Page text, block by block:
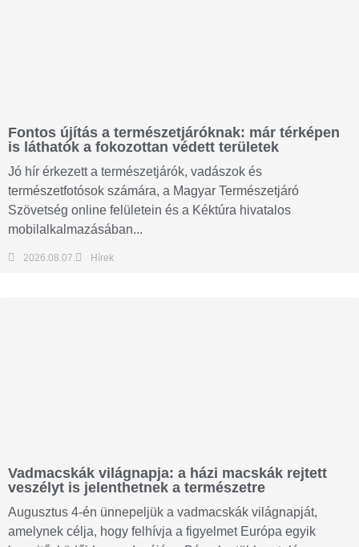
Fontos újítás a természetjáróknak: már térképen
is láthatók a fokozottan védett területek
Jó hír érkezett a természetjárók, vadászok és
természetfotósok számára, a Magyar Természetjáró
Szövetség online felületein és a Kéktúra hivatalos
mobilalkalmazásában...
2026.08.07. Hírek
Vadmacskák világnapja: a házi macskák rejtett
veszélyt is jelenthetnek a természetre
Augusztus 4-én ünnepeljük a vadmacskák világnapját,
amelynek célja, hogy felhívja a figyelmet Európa egyik